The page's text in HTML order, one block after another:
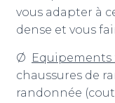
vous adapter à
dense et vous
Ø Equipements :
chaussures de
randonnée